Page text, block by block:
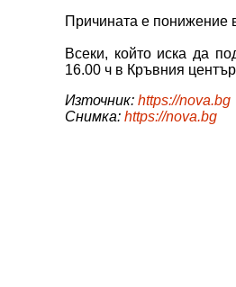
Причината е понижение
Всеки, който иска да
16.00 ч в Кръвния
Източник: https://nova.bg
Снимка: https://nova.bg